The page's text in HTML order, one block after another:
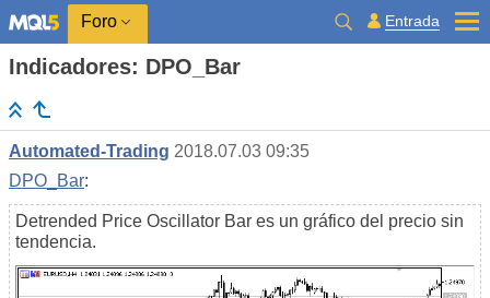
Foro Entrada
Indicadores: DPO_Bar
Automated-Trading 2018.07.03 09:35
DPO_Bar:
Detrended Price Oscillator Bar es un gráfico del precio sin
tendencia.